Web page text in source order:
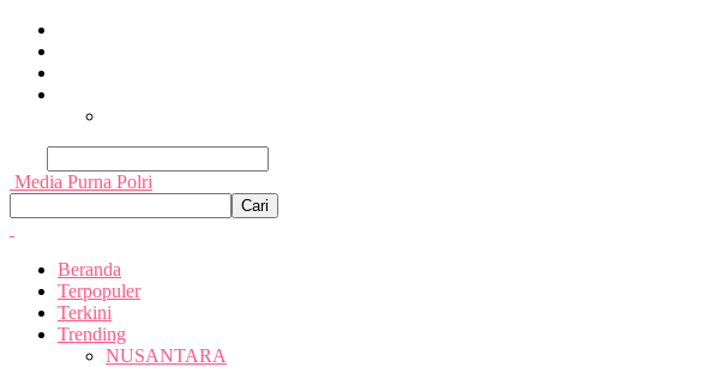
Media Purna Polri
Beranda
Terpopuler
Terkini
Trending
NUSANTARA